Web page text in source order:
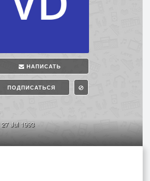
НАПИСАТЬ
ПОДПИСАТЬСЯ
27 Jul 1993